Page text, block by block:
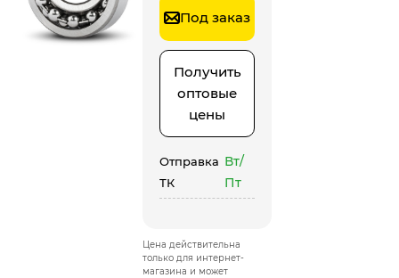
Под заказ
Получить
оптовые
цены
Отправка
ТК
Вт/
Пт
Цена действительна
только для интернет-
магазина и может